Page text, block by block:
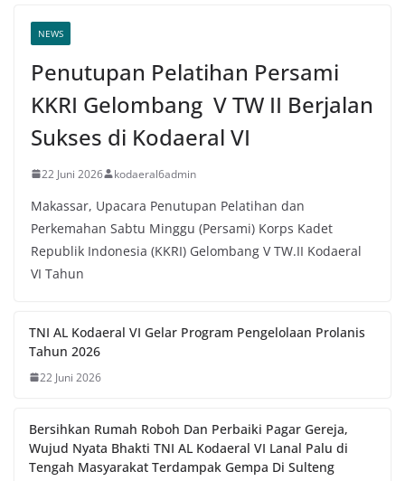
NEWS
Penutupan Pelatihan Persami
KKRI Gelombang V TW II Berjalan
Sukses di Kodaeral VI
22 Juni 2026 kodaeral6admin
Makassar, Upacara Penutupan Pelatihan dan
Perkemahan Sabtu Minggu (Persami) Korps Kadet
Republik Indonesia (KKRI) Gelombang V TW.II Kodaeral
VI Tahun
TNI AL Kodaeral VI Gelar Program Pengelolaan Prolanis
Tahun 2026
22 Juni 2026
Bersihkan Rumah Roboh Dan Perbaiki Pagar Gereja,
Wujud Nyata Bhakti TNI AL Kodaeral VI Lanal Palu di
Tengah Masyarakat Terdampak Gempa Di Sulteng